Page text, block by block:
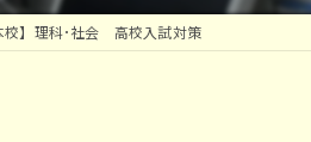
校】理科･社会 高校入試対策